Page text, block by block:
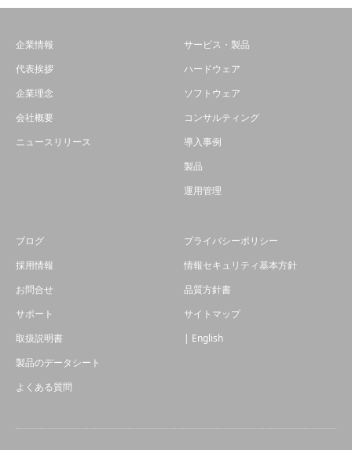
企業情報
代表挨拶
企業理念
会社概要
ニュースリリース
サービス・製品
ハードウェア
ソフトウェア
コンサルティング
導入事例
製品
運用管理
ブログ
採用情報
お問合せ
サポート
取扱説明書
製品のデータシート
よくある質問
プライバシーポリシー
情報セキュリティ基本方針
品質方針書
サイトマップ
| English